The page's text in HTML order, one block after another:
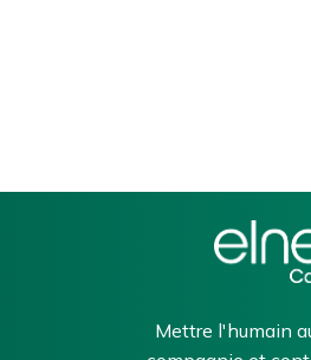
Mettre l'humain